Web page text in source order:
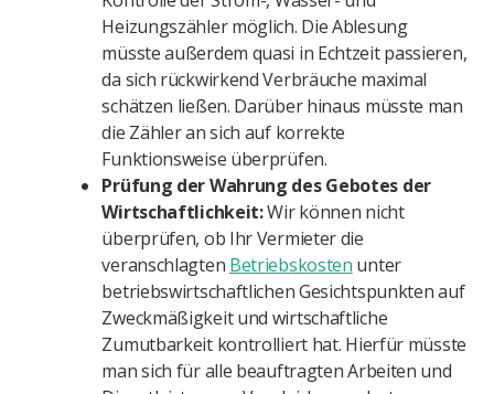
Heizungszähler möglich. Die Ablesung
müsste außerdem quasi in Echtzeit passieren,
da sich rückwirkend Verbräuche maximal
schätzen ließen. Darüber hinaus müsste man
die Zähler an sich auf korrekte
Funktionsweise überprüfen.
Prüfung der Wahrung des Gebotes der
Wirtschaftlichkeit:Wir können nicht
überprüfen, ob Ihr Vermieter die
veranschlagten Betriebskosten unter
betriebswirtschaftlichen Gesichtspunkten auf
Zweckmäßigkeit und wirtschaftliche
Zumutbarkeit kontrolliert hat. Hierfür müsste
man sich für alle beauftragten Arbeiten und